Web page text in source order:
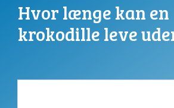
Hvor længe kan en
krokodille leve